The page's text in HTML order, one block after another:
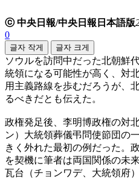
ⓒ 中央日報/中央日報日本語版
0
글자 작게 글자 크게
ソウルを訪問中だった北朝鮮
統領になる可能性が高く、対
用主義路線を歩むだろうが、
るべきだとも伝えた。
政権発足後、李明博政権の対
ン）大統領葬儀弔問使節団の
きく外れた最初の例だった。
を契機に筆者は両国関係の未
瓦台（チョンワデ、大統領府